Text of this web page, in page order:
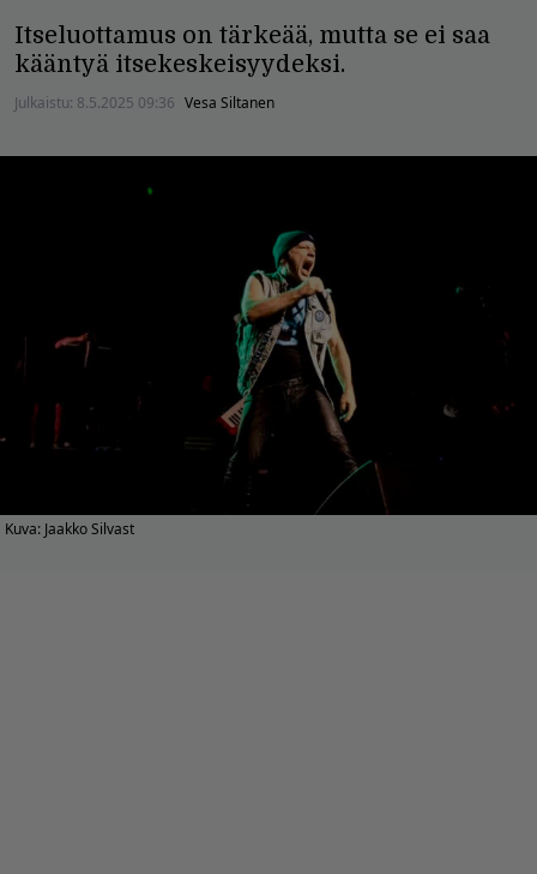
Itseluottamus on tärkeää, mutta se ei saa
kääntyä itsekeskeisyydeksi.
Julkaistu: 8.5.2025 09:36 Vesa Siltanen
Kuva: Jaakko Silvast